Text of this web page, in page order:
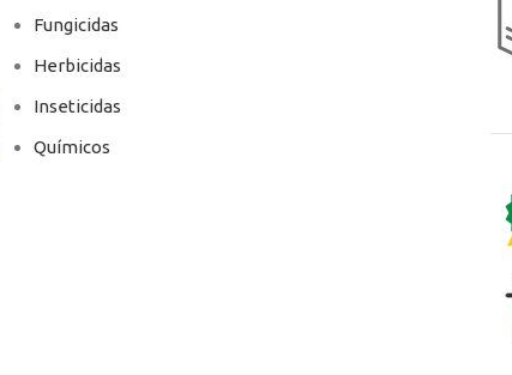
Fungicidas
Herbicidas
Inseticidas
Químicos